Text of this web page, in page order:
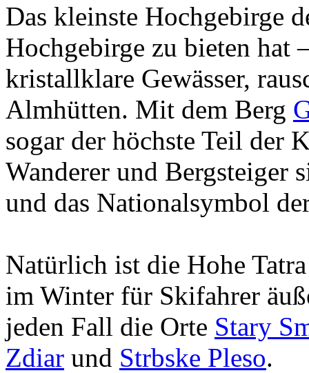
Das kleinste Hochgebirge
Hochgebirge zu bieten hat
kristallklare Gewässer,
Almhütten. Mit dem Berg
sogar der höchste Teil der
Wanderer und Bergsteiger
und das Nationalsymbol
Natürlich ist die Hohe
im Winter für Skifahrer
jeden Fall die Orte Stary
Zdiar und Strbske Pleso.